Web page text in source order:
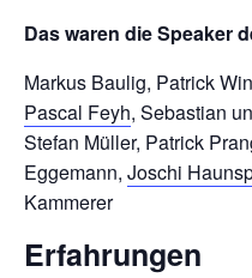
Das waren die Speaker
Markus Baulig, Patrick
Pascal Feyh, Sebastian
Stefan Müller, Patrick
Eggemann, Joschi
Kammerer
Erfahrungen